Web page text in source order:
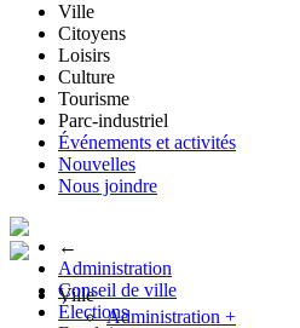
Ville
Citoyens
Loisirs
Culture
Tourisme
Parc-industriel
Événements et activités
Nouvelles
Nous joindre
←
Administration
Conseil de ville
Élections
Ville
Administration +